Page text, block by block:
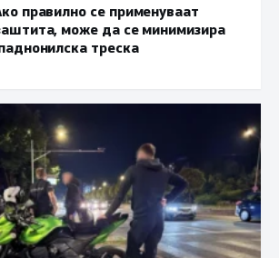
правилно се применуваат
може да се минимизира
треска